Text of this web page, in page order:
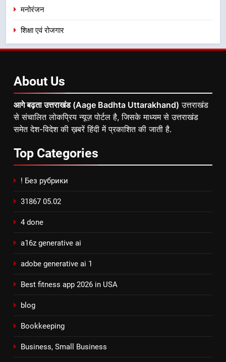
मनोरंजन
शिक्षा एवं रोजगार
About Us
आगे बढ़ता उत्तराखंड (Aage Badhta Uttarakhand) उत्तराखंड
से संचालित लोकप्रिय न्यूज़ पोर्टल है, जिसके माध्यम से उत्तराखंड
समेत देश-विदेश की ख़बरें हिंदी में प्रकाशित की जाती है.
Top Categories
! Без рубрики
31867 05.02
4 done
a16z generative ai
adobe generative ai 1
Best fitness app 2026 in USA
blog
Bookkeeping
Business, Small Business